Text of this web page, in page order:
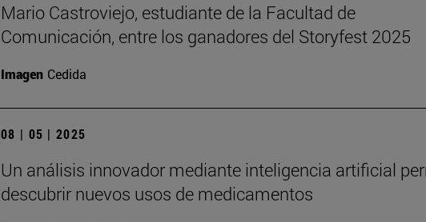
Mario Castroviejo, estudiante de la Facultad de
Comunicación, entre los ganadores del Storyfest 2025
Imagen Cedida
08 | 05 | 2025
Un análisis innovador mediante inteligencia artificial
descubrir nuevos usos de medicamentos